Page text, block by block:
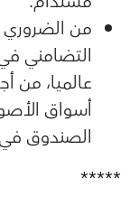
من الضروري
التضامني
عالميا، من
أسواق
الصندوق
*****